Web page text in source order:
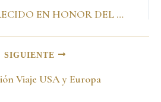
ALMUERZO OFRECIDO EN HONOR DEL SEÑOR PRESIDENTE DE LA REPÚBLICA ARGENTINA, DOCTOR CARLOS SAÚL MÉNEM Santa Fe de Bogotá, 29 de septiembre de 1999
SIGUIENTE
Viaje USA y Europa